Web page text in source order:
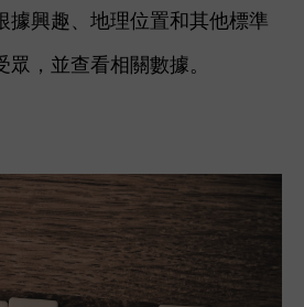
據興趣、地理位置和其他標準
，並查看相關數據。